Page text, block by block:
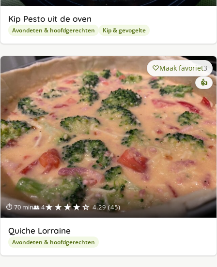
Kip Pesto uit de oven
Avondeten & hoofdgerechten Kip & gevogelte
⏱ 70 min👥 4★★★★☆ 4.29 (45)
Maak favoriet3
👍
Quiche Lorraine
Avondeten & hoofdgerechten